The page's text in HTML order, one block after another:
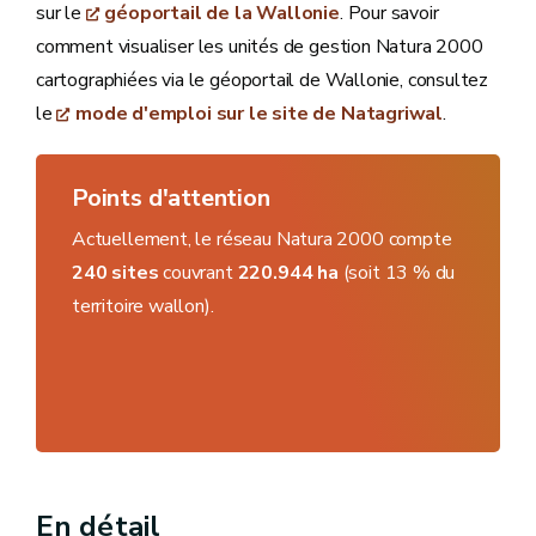
sur le géoportail de la Wallonie. Pour savoir
comment visualiser les unités de gestion Natura 2000
cartographiées via le géoportail de Wallonie, consultez
le
mode d'emploi sur le site de Natagriwal.
Points d'attention
Actuellement, le réseau Natura 2000 compte
240 sitescouvrant220.944 ha (soit 13 % du
territoire wallon).
En détail